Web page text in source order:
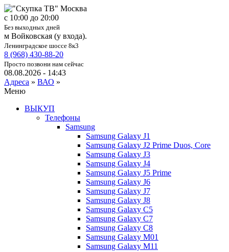
c 10:00 до 20:00
Без выходных дней
м Войковская (у входа).
Ленинградское шоссе 8к3
8 (968) 430-88-20
Просто позвони нам сейчас
08.08.2026 - 14:43
Адреса » ВАО »
Меню
ВЫКУП
Телефоны
Samsung
Samsung Galaxy J1
Samsung Galaxy J2 Prime Duos, Core
Samsung Galaxy J3
Samsung Galaxy J4
Samsung Galaxy J5 Prime
Samsung Galaxy J6
Samsung Galaxy J7
Samsung Galaxy J8
Samsung Galaxy C5
Samsung Galaxy C7
Samsung Galaxy C8
Samsung Galaxy M01
Samsung Galaxy M11